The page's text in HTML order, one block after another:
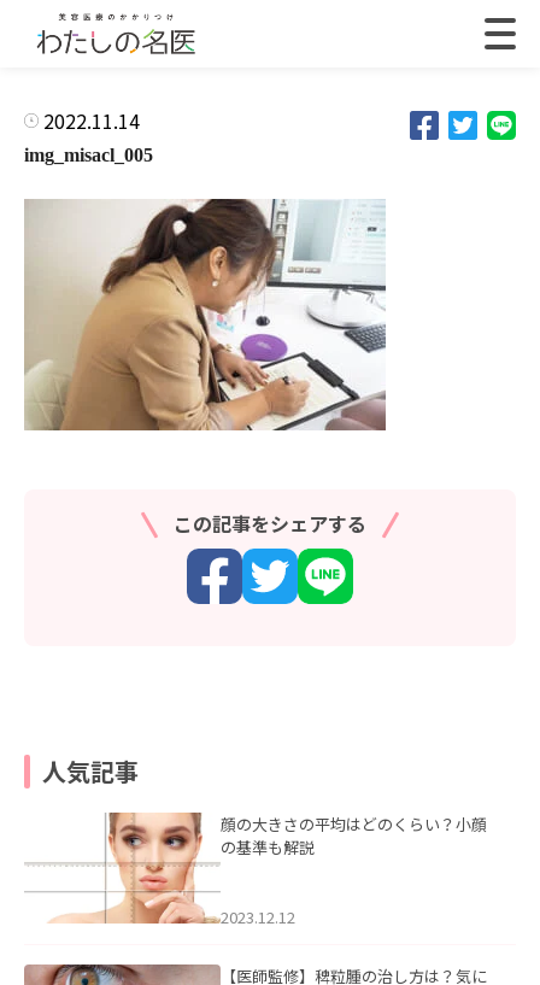
2022.11.14
img_misacl_005
この記事をシェアする
人気記事
顔の大きさの平均はどのくらい？小顔
の基準も解説
2023.12.12
【医師監修】稗粒腫の治し方は？気に